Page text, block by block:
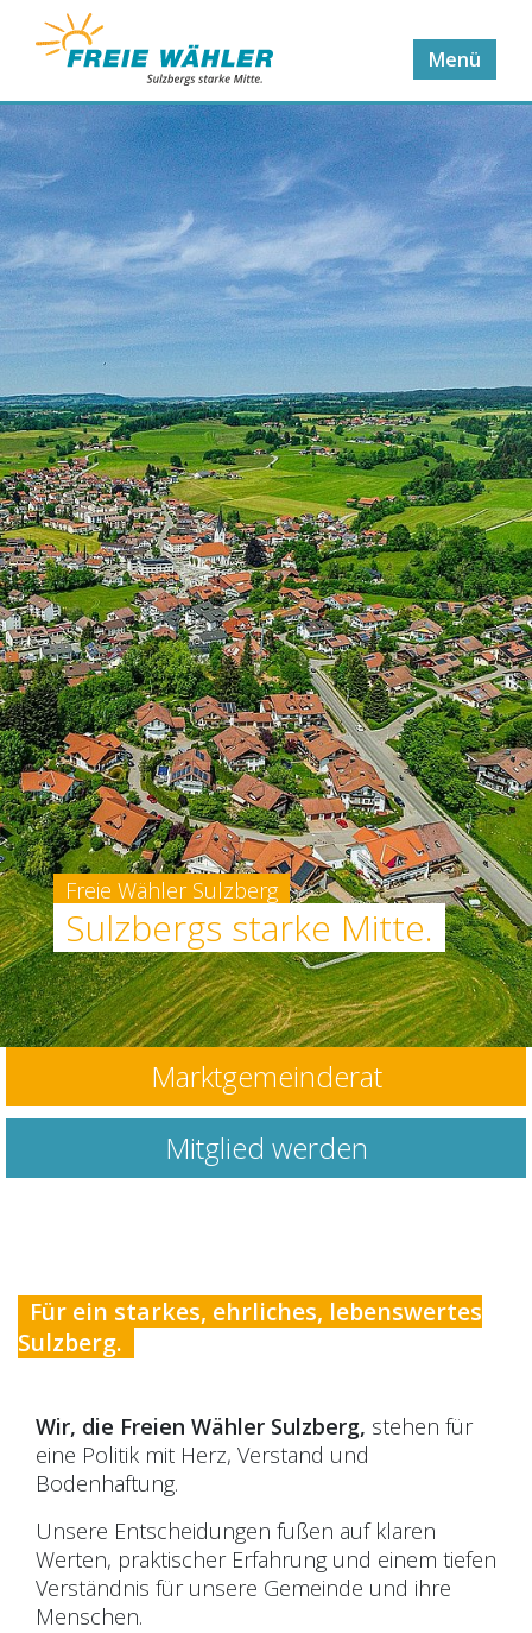
Freie Wähler Sulzberg
Sulzbergs starke Mitte.
Marktgemeinderat
Mitglied werden
Für ein starkes, ehrliches, lebenswertes
Sulzberg.
Wir, die Freien Wähler Sulzberg, stehen für
eine Politik mit Herz, Verstand und
Bodenhaftung.
Unsere Entscheidungen fußen auf klaren
Werten, praktischer Erfahrung und einem tiefen
Verständnis für unsere Gemeinde und ihre
Menschen.